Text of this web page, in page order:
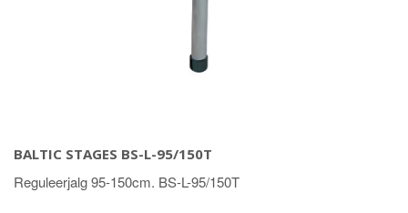
BALTIC STAGES BS-L-95/150T
Reguleerjalg 95-150cm. BS-L-95/150T